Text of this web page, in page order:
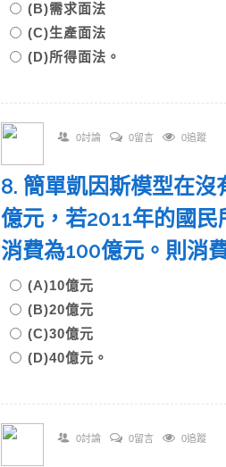
(B)需求面法
(C)生產面法
(D)所得面法。
0討論 0留言 0追蹤
8. 簡單凱因斯模型在
億元，若2011年的國
消費為100億元。則消
(A)10億元
(B)20億元
(C)30億元
(D)40億元。
0討論 0留言 0追蹤